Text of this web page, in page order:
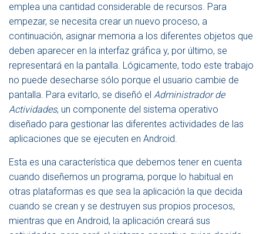
emplea una cantidad considerable de recursos. Para
empezar, se necesita crear un nuevo proceso, a
continuación, asignar memoria a los diferentes objetos que
deben aparecer en la interfaz gráfica y, por último, se
representará en la pantalla. Lógicamente, todo este trabajo
no puede desecharse sólo porque el usuario cambie de
pantalla. Para evitarlo, se diseñó el Administrador de
Actividades, un componente del sistema operativo
diseñado para gestionar las diferentes actividades de las
aplicaciones que se ejecuten en Android.
Esta es una característica que debemos tener en cuenta
cuando diseñemos un programa, porque lo habitual en
otras plataformas es que sea la aplicación la que decida
cuando se crean y se destruyen sus propios procesos,
mientras que en Android, la aplicación creará sus